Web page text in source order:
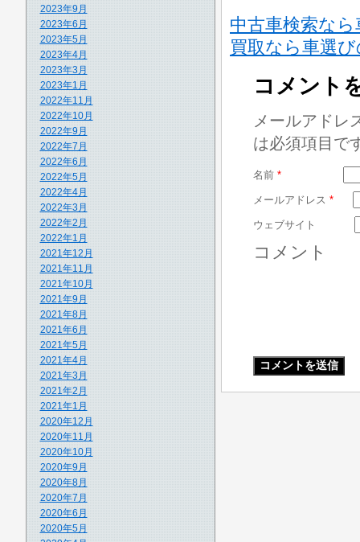
2023年9月
2023年6月
2023年5月
2023年4月
2023年3月
2023年1月
2022年11月
2022年10月
2022年9月
2022年7月
2022年6月
2022年5月
2022年4月
2022年3月
2022年2月
2022年1月
2021年12月
2021年11月
2021年10月
2021年9月
2021年8月
2021年6月
2021年5月
2021年4月
2021年3月
2021年2月
2021年1月
2020年12月
2020年11月
2020年10月
2020年9月
2020年8月
2020年7月
2020年6月
2020年5月
中古車検索な
買取なら車選
コメント
メールアドレ
は必須項目で
名前 *
メールアドレス *
ウェブサイト
コメント